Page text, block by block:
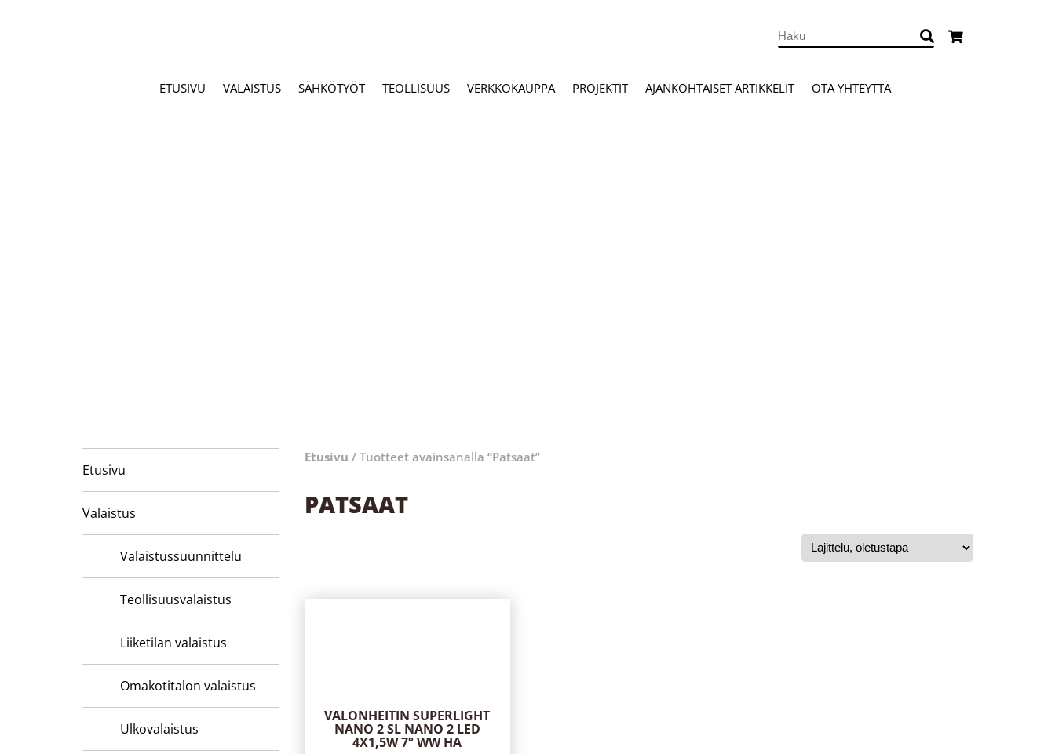
ETUSIVU VALAISTUS SÄHKÖTYÖT TEOLLISUUS VERKKOKAUPPA PROJEKTIT AJANKOHTAISET ARTIKKELIT OTA YHTEYTTÄ
Etusivu
Valaistus
Valaistussuunnittelu
Teollisuusvalaistus
Liiketilan valaistus
Omakotitalon valaistus
Ulkovalaistus
Etusivu / Tuotteet avainsanalla “Patsaat”
PATSAAT
VALONHEITIN SUPERLIGHT
NANO 2 SL NANO 2 LED
4X1,5W 7° WW HA